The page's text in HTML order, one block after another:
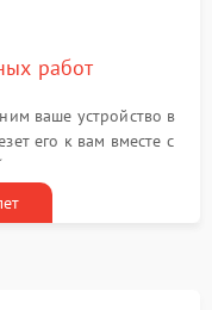
работ
ваше устройство в
его к вам вместе с